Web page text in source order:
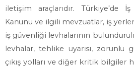
iletişim araçlarıdır. Türkiye’de
Kanunu ve ilgili mevzuatlar, iş
iş güvenliği levhalarının
levhalar, tehlike uyarısı, zorunlu
çıkış yolları ve diğer kritik bilgiler